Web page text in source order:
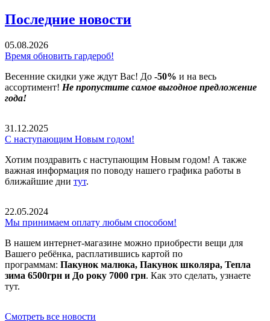
Последние новости
05.08.2026
Время обновить гардероб!
Весенние скидки уже ждут Вас! До -50% и на весь
ассортимент! Не пропустите самое выгодное предложение
года!
31.12.2025
С наступающим Новым годом!
Хотим поздравить с наступающим Новым годом! А также
важная информация по поводу нашего графика работы в
ближайшие дни тут.
22.05.2024
Мы принимаем оплату любым способом!
В нашем интернет-магазине можно приобрести вещи для
Вашего ребёнка, расплатившись картой по
программам: Пакунок малюка, Пакунок школяра, Тепла
зима 6500грн и До року 7000 грн. Как это сделать, узнаете
тут.
Смотреть все новости